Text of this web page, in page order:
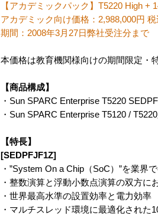
【アカデミックパック】T5220 High +
アカデミック向け価格：2,988,000円 税
期間：2008年3月27日弊社受注分まで
本価格は教育機関様向けの期間限定・
【商品構成】
・Sun SPARC Enterprise T5220
・Sun SPARC Enterprise T5120 /
【特長】
[SEDPFJF1Z]
・”System On a Chip（SoC）”を業界
・整数演算と浮動小数点演算の双方
・世界最高水準の設置効率と電力効率
・マルチスレッド環境に最適化された